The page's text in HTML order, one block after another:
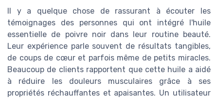
Il y a quelque chose de rassurant à écouter les
témoignages des personnes qui ont intégré l'huile
essentielle de poivre noir dans leur routine beauté.
Leur expérience parle souvent de résultats tangibles,
de coups de cœur et parfois même de petits miracles.
Beaucoup de clients rapportent que cette huile a aidé
à réduire les douleurs musculaires grâce à ses
propriétés réchauffantes et apaisantes. Un utilisateur